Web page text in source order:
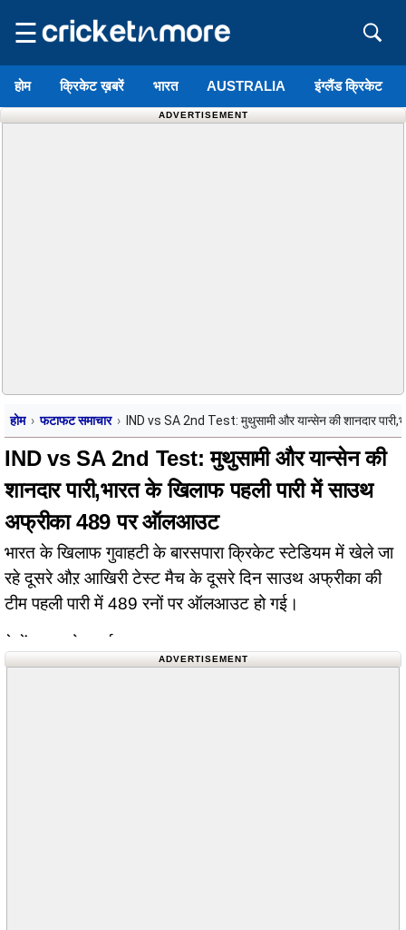
☰
होम क्रिकेट ख़बरें भारत AUSTRALIA इंग्लैंड क्रिकेट
ADVERTISEMENT
होम फटाफट समाचार IND vs SA 2nd Test: मुथुसामी और यान्सेन की शानदार
IND vs SA 2nd Test: मुथुसामी और यान्सेन की
शानदार पारी,भारत के खिलाफ पहली पारी में साउथ
अफ्रीका 489 पर ऑलआउट
भारत के खिलाफ गुवाहटी के बारसपारा क्रिकेट स्टेडियम में खेले जा
रहे दूसरे औऱ आखिरी टेस्ट मैच के दूसरे दिन साउथ अफ्रीका की
टीम पहली पारी में 489 रनों पर ऑलआउट हो गई।
ADVERTISEMENT